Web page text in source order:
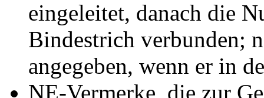
eingeleitet, danach die
Bindestrich verbunden;
angegeben, wenn er in
NE-Vermerke, die zur